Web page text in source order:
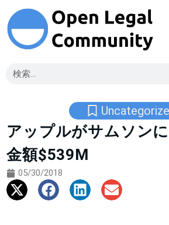
アップルがサムソン
金額$539M
05/30/2018